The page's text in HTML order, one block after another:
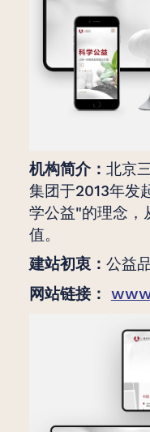
机构简介： 北京
集团于2013年发
学公益"的理念，
值。
建站初衷： 公益
网站链接：